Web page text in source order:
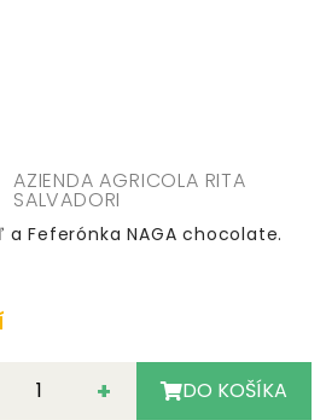
AZIENDA AGRICOLA RITA
SALVADORI
Feferónka NAGA chocolate.
+ DO KOŠÍKA